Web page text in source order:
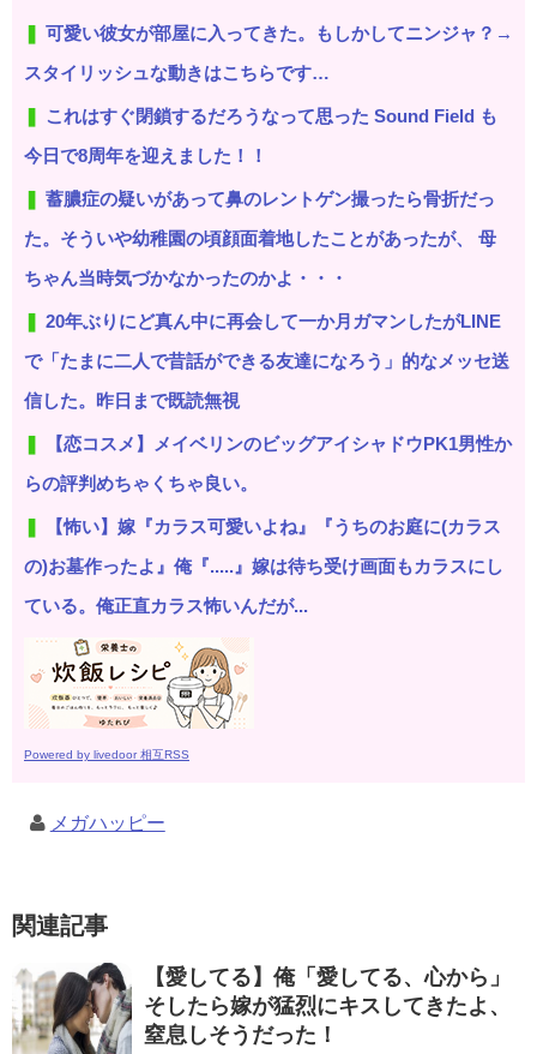
可愛い彼女が部屋に入ってきた。もしかしてニンジャ？→
スタイリッシュな動きはこちらです…
これはすぐ閉鎖するだろうなって思った Sound Field も
今日で8周年を迎えました！！
蓄膿症の疑いがあって鼻のレントゲン撮ったら骨折だっ
た。そういや幼稚園の頃顔面着地したことがあったが、 母
ちゃん当時気づかなかったのかよ・・・
20年ぶりにど真ん中に再会して一か月ガマンしたがLINE
で「たまに二人で昔話ができる友達になろう」的なメッセ送
信した。昨日まで既読無視
【恋コスメ】メイベリンのビッグアイシャドウPK1男性か
らの評判めちゃくちゃ良い。
【怖い】嫁『カラス可愛いよね』『うちのお庭に(カラス
の)お墓作ったよ』俺『.....』嫁は待ち受け画面もカラスにし
ている。俺正直カラス怖いんだが...
Powered by livedoor 相互RSS
メガハッピー
関連記事
【愛してる】俺「愛してる、心から」
そしたら嫁が猛烈にキスしてきたよ、
窒息しそうだった！